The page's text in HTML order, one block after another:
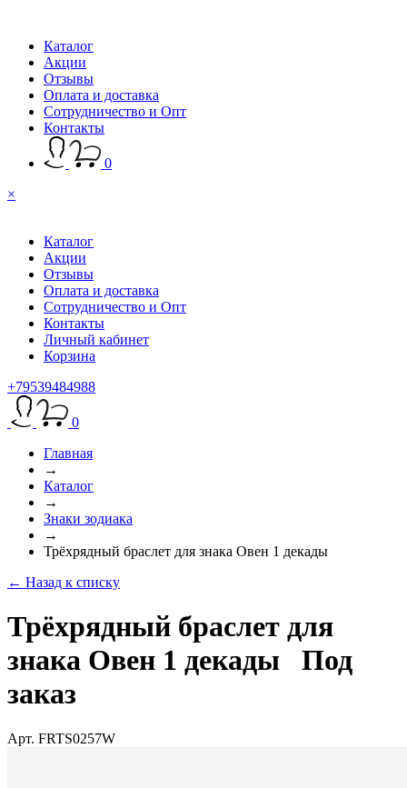
Каталог
Акции
Отзывы
Оплата и доставка
Сотрудничество и Опт
Контакты
0
×
Каталог
Акции
Отзывы
Оплата и доставка
Сотрудничество и Опт
Контакты
Личный кабинет
Корзина
+79539484988
0
Главная
→
Каталог
→
Знаки зодиака
→
Трёхрядный браслет для знака Овен 1 декады
← Назад к списку
Трёхрядный браслет для
знака Овен 1 декады Под
заказ
Арт. FRTS0257W